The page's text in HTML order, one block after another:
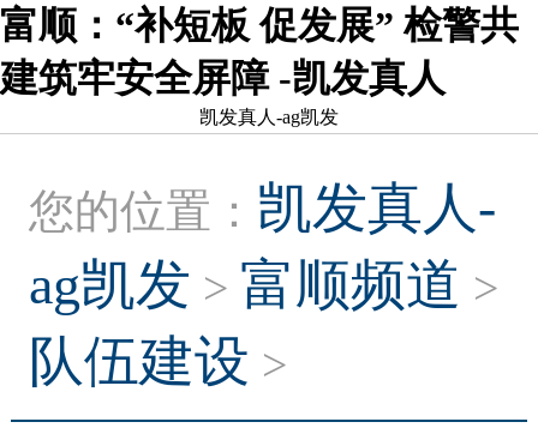
富顺：“补短板 促发展” 检警共
建筑牢安全屏障 -凯发真人
凯发真人-ag凯发
您的位置： 凯发真人-
ag凯发 > 富顺频道 >
队伍建设 >